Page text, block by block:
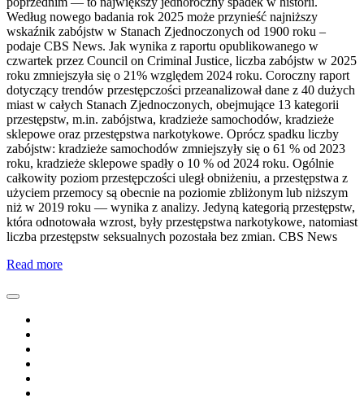
Według nowego badania rok 2025 może przynieść najniższy
wskaźnik zabójstw w Stanach Zjednoczonych od 1900 roku –
podaje CBS News. Jak wynika z raportu opublikowanego w
czwartek przez Council on Criminal Justice, liczba zabójstw w 2025
roku zmniejszyła się o 21% względem 2024 roku. Coroczny raport
dotyczący trendów przestępczości przeanalizował dane z 40 dużych
miast w całych Stanach Zjednoczonych, obejmujące 13 kategorii
przestępstw, m.in. zabójstwa, kradzieże samochodów, kradzieże
sklepowe oraz przestępstwa narkotykowe. Oprócz spadku liczby
zabójstw: kradzieże samochodów zmniejszyły się o 61 % od 2023
roku, kradzieże sklepowe spadły o 10 % od 2024 roku. Ogólnie
całkowity poziom przestępczości uległ obniżeniu, a przestępstwa z
użyciem przemocy są obecnie na poziomie zbliżonym lub niższym
niż w 2019 roku — wynika z analizy. Jedyną kategorią przestępstw,
która odnotowała wzrost, były przestępstwa narkotykowe, natomiast
liczba przestępstw seksualnych pozostała bez zmian. CBS News
Read more